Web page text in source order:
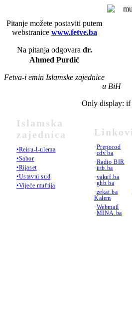
Pitanje možete postaviti putem
webstranice www.fetve.ba
Na pitanja odgovara dr.
Ahmed Purdić
Fetva-i emin Islamske zajednice
u BiH
Islamska
zajednica
•Reisu-l-ulema
•Sabor
•Rijaset
•Ustavni sud
•Vijeće muftija
Only display:
Linkovi
•Preporod
•cdv.ba
•Radio BIR
•iitb.ba
•vakuf.ba
•ghb.ba
•zekat.ba
Kalem
•Webmail
•MINA.ba